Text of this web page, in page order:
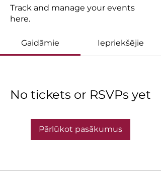
Track and manage your events
here.
Gaidāmie Iepriekšējie
No tickets or RSVPs yet
Pārlūkot pasākumus